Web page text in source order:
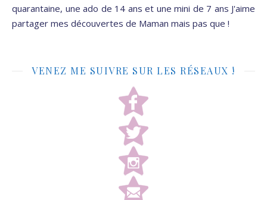
quarantaine, une ado de 14 ans et une mini de 7 ans J'aime
partager mes découvertes de Maman mais pas que !
VENEZ ME SUIVRE SUR LES RÉSEAUX !